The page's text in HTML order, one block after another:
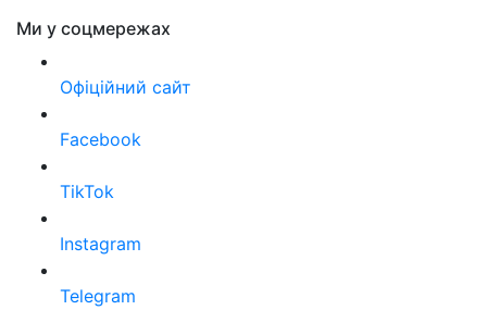
Ми у соцмережах
Офіційний сайт
Facebook
TikTok
Instagram
Telegram